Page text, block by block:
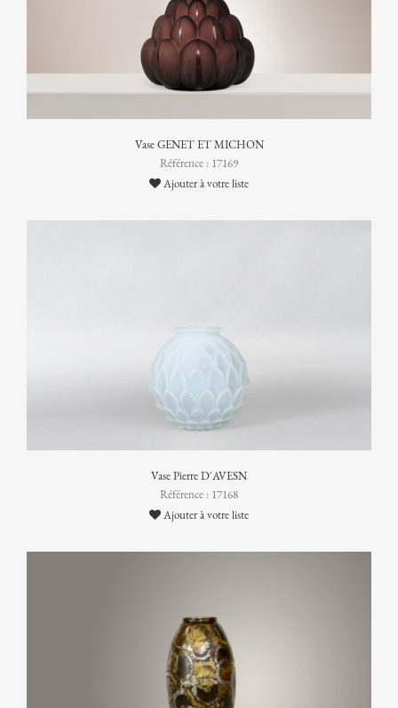
Vase GENET ET MICHON
Référence : 17169
Ajouter à votre liste
Vase Pierre D'AVESN
Référence : 17168
Ajouter à votre liste